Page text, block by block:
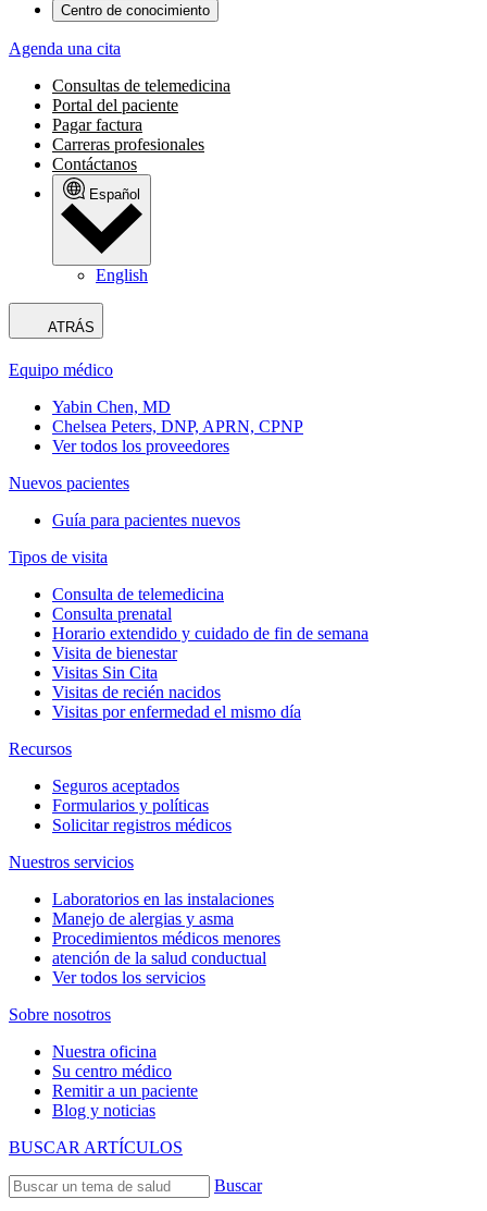
Centro de conocimiento
Agenda una cita
Consultas de telemedicina
Portal del paciente
Pagar factura
Carreras profesionales
Contáctanos
Español
English
ATRÁS
Equipo médico
Yabin Chen, MD
Chelsea Peters, DNP, APRN, CPNP
Ver todos los proveedores
Nuevos pacientes
Guía para pacientes nuevos
Tipos de visita
Consulta de telemedicina
Consulta prenatal
Horario extendido y cuidado de fin de semana
Visita de bienestar
Visitas Sin Cita
Visitas de recién nacidos
Visitas por enfermedad el mismo día
Recursos
Seguros aceptados
Formularios y políticas
Solicitar registros médicos
Nuestros servicios
Laboratorios en las instalaciones
Manejo de alergias y asma
Procedimientos médicos menores
atención de la salud conductual
Ver todos los servicios
Sobre nosotros
Nuestra oficina
Su centro médico
Remitir a un paciente
Blog y noticias
BUSCAR ARTÍCULOS
Buscar